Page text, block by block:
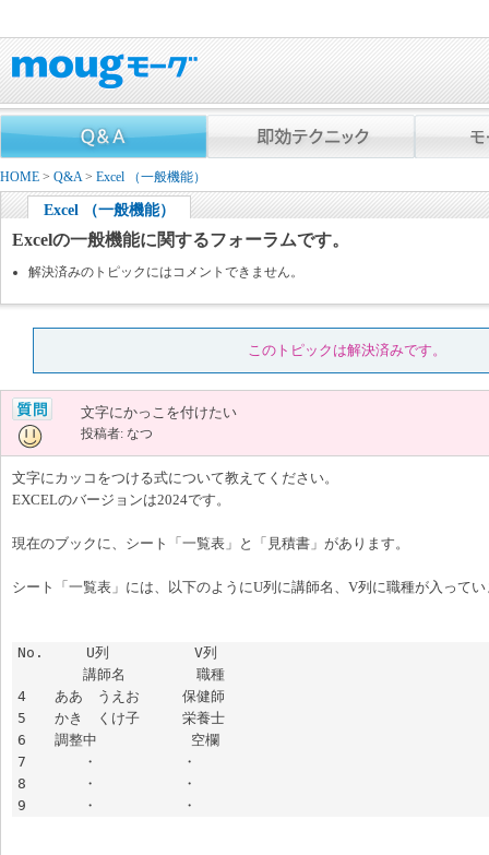
HOME > Q&A> Excel （一般機能）
Excel （一般機能）
Excelの一般機能に関するフォーラムです。
解決済みのトピックにはコメントできません。
このトピックは解決済みです。
文字にかっこを付けたい
投稿者: なつ
文字にカッコをつける式について教えてください。
EXCELのバージョンは2024です。
現在のブックに、シート「一覧表」と「見積書」があります。
シート「一覧表」には、以下のようにU列に講師名、V列に職種が入って
No.　　　U列　　　　　　V列
講師名　　　　　職種
4　　ああ　うえお　　　保健師
5　　かき　くけ子　　　栄養士
6　　調整中　　　　　　 空欄
7　　　　・　　　　　　・
8　　　　・　　　　　　・
9　　　　・　　　　　　・